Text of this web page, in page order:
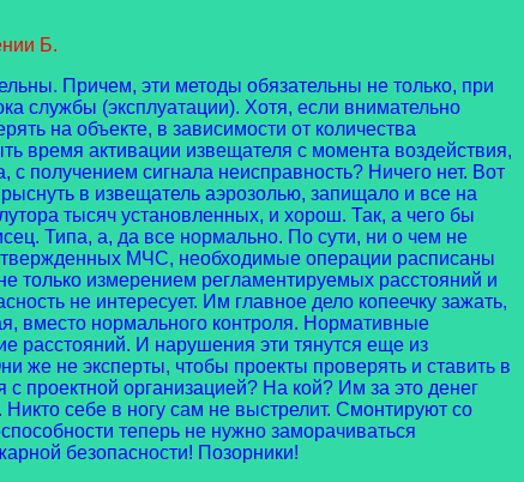
Б.
Причем, эти методы обязательны не только, при
службы (эксплуатации). Хотя, если внимательно
на объекте, в зависимости от количества
время активации извещателя с момента воздействия,
сигнала неисправность? Ничего нет. Вот
в извещатель аэрозолью, запищало и все на
тысяч установленных, и хорош. Так, а чего бы
Типа, а, да все нормально. По сути, ни о чем не
МЧС, необходимые операции расписаны
только измерением регламентируемых расстояний и
не интересует. Им главное дело копеечку зажать,
вместо нормального контроля. Нормативные
расстояний. И нарушения эти тянутся еще из
же не эксперты, чтобы проекты проверять и ставить в
проектной организацией? На кой? Им за это денег
Никто себе в ногу сам не выстрелит. Смонтируют со
теперь не нужно заморачиваться
безопасности! Позорники!